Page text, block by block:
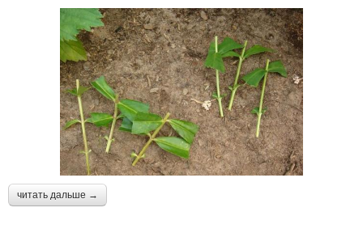
читать дальше →